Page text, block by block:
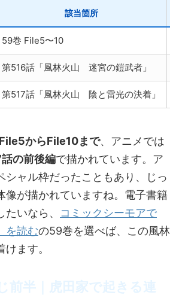
該当箇所
59巻 File5〜10
第516話「風林火山 迷宮の鎧武者」
第517話「風林火山 陰と雷光の決着」
からFile10まで、アニメでは
の前後編で描かれています。ア
シャル枠だったこともあり、じっ
像が描かれていますね。電子書籍
いなら、 コミックシーモアで
を読むの59巻を選べば、この風林
ます。
前半｜虎田家で起きる連